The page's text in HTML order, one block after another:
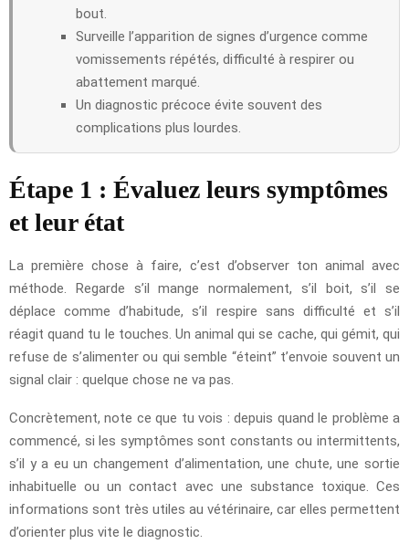
bout.
Surveille l’apparition de signes d’urgence comme
vomissements répétés, difficulté à respirer ou
abattement marqué.
Un diagnostic précoce évite souvent des
complications plus lourdes.
Étape 1 : Évaluez leurs symptômes
et leur état
La première chose à faire, c’est d’observer ton animal avec
méthode. Regarde s’il mange normalement, s’il boit, s’il se
déplace comme d’habitude, s’il respire sans difficulté et s’il
réagit quand tu le touches. Un animal qui se cache, qui gémit, qui
refuse de s’alimenter ou qui semble “éteint” t’envoie souvent un
signal clair : quelque chose ne va pas.
Concrètement, note ce que tu vois : depuis quand le problème a
commencé, si les symptômes sont constants ou intermittents,
s’il y a eu un changement d’alimentation, une chute, une sortie
inhabituelle ou un contact avec une substance toxique. Ces
informations sont très utiles au vétérinaire, car elles permettent
d’orienter plus vite le diagnostic.